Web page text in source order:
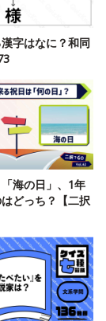
漢字はなに？和同
「海の日」、1年
どっち？【二択